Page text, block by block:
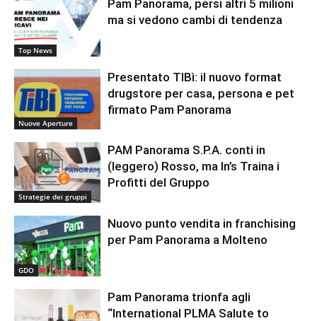
Top News
Pam Panorama, persi altri 5 milioni
ma si vedono cambi di tendenza
Nuove Aperture
Presentato TIBì: il nuovo format
drugstore per casa, persona e pet
firmato Pam Panorama
Strategie dei gruppi
PAM Panorama S.P.A. conti in
(leggero) Rosso, ma In’s Traina i
Profitti del Gruppo
GDO
Nuovo punto vendita in franchising
per Pam Panorama a Molteno
Pam Panorama trionfa agli
“International PLMA Salute to